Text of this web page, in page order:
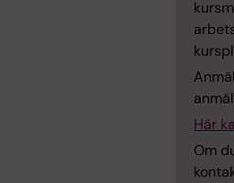
Här
Om